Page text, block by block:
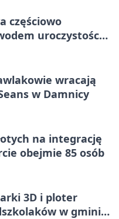
częściowo
uroczystości
wracają
w Damnicy
na integrację
obejmie 85 osób
3D i ploter
w gminie